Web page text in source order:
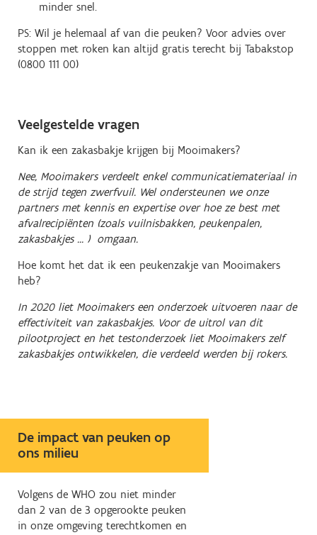
minder snel.
PS: Wil je helemaal af van die peuken? Voor advies over
stoppen met roken kan altijd gratis terecht bij Tabakstop
(0800 111 00)
Veelgestelde vragen
Kan ik een zakasbakje krijgen bij Mooimakers?
Nee, Mooimakers verdeelt enkel communicatiemateriaal in
de strijd tegen zwerfvuil. Wel ondersteunen we onze
partners met kennis en expertise over hoe ze best met
afvalrecipiënten (zoals vuilnisbakken, peukenpalen,
zakasbakjes ... ) omgaan.
Hoe komt het dat ik een peukenzakje van Mooimakers
heb?
In 2020 liet Mooimakers een onderzoek uitvoeren naar de
effectiviteit van zakasbakjes. Voor de uitrol van dit
pilootproject en het testonderzoek liet Mooimakers zelf
zakasbakjes ontwikkelen, die verdeeld werden bij rokers.
De impact van peuken op
ons milieu
Volgens de WHO zou niet minder
dan 2 van de 3 opgerookte peuken
in onze omgeving terechtkomen en